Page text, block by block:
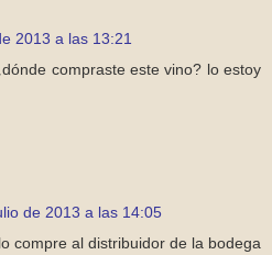
2013 a las 13:21
compraste este vino? lo estoy
de 2013 a las 14:05
compre al distribuidor de la bodega